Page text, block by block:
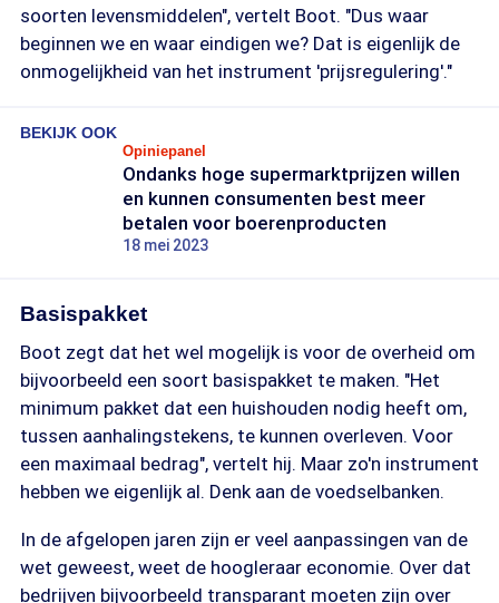
soorten levensmiddelen", vertelt Boot. "Dus waar
beginnen we en waar eindigen we? Dat is eigenlijk de
onmogelijkheid van het instrument 'prijsregulering'."
BEKIJK OOK
Opiniepanel
Ondanks hoge supermarktprijzen willen
en kunnen consumenten best meer
betalen voor boerenproducten
18 mei 2023
Basispakket
Boot zegt dat het wel mogelijk is voor de overheid om
bijvoorbeeld een soort basispakket te maken. "Het
minimum pakket dat een huishouden nodig heeft om,
tussen aanhalingstekens, te kunnen overleven. Voor
een maximaal bedrag", vertelt hij. Maar zo'n instrument
hebben we eigenlijk al. Denk aan de voedselbanken.
In de afgelopen jaren zijn er veel aanpassingen van de
wet geweest, weet de hoogleraar economie. Over dat
bedrijven bijvoorbeeld transparant moeten zijn over